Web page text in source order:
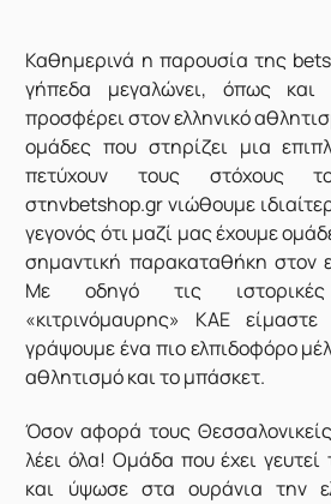
Καθημερινά η παρουσία της
γήπεδα μεγαλώνει, όπως
προσφέρει στον ελληνικό
ομάδες που στηρίζει μια
πετύχουν τους στόχους
στηνbetshop.gr νιώθουμε
γεγονός ότι μαζί μας έχουμε
σημαντική παρακαταθήκη στον
Με οδηγό τις
«κιτρινόμαυρης» ΚΑΕ
γράψουμε ένα πιο ελπιδοφόρο
αθλητισμό και το μπάσκετ.
Όσον αφορά τους
λέει όλα! Ομάδα που έχει γευτεί
και ύψωσε στα ουράνια την